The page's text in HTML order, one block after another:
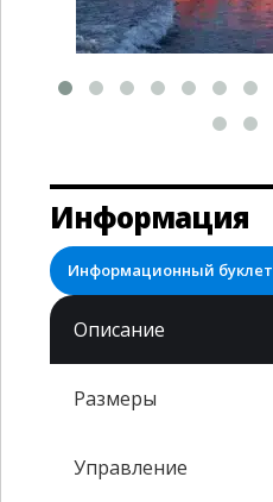
Информация
Информационный буклет
Описание
Размеры
Управление